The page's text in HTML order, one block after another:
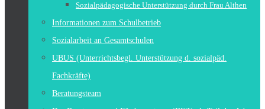
Sozialpädagogische Unterstützung durch Frau Althen
Informationen zum Schulbetrieb
Sozialarbeit an Gesamtschulen
UBUS (Unterrichtsbegl. Unterstützung d. sozialpäd.
Fachkräfte)
Beratungsteam